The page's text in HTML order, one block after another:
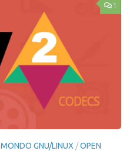
1
MONDO GNU/LINUX /OPEN